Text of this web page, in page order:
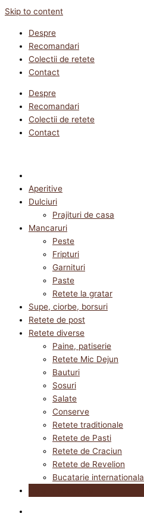
Skip to content
Despre
Recomandari
Colectii de retete
Contact
Despre
Recomandari
Colectii de retete
Contact
Aperitive
Dulciuri
Prajituri de casa
Mancaruri
Peste
Fripturi
Garnituri
Paste
Retete la gratar
Supe, ciorbe, borsuri
Retete de post
Retete diverse
Paine, patiserie
Retete Mic Dejun
Bauturi
Sosuri
Salate
Conserve
Retete traditionale
Retete de Pasti
Retete de Craciun
Retete de Revelion
Bucatarie internationala